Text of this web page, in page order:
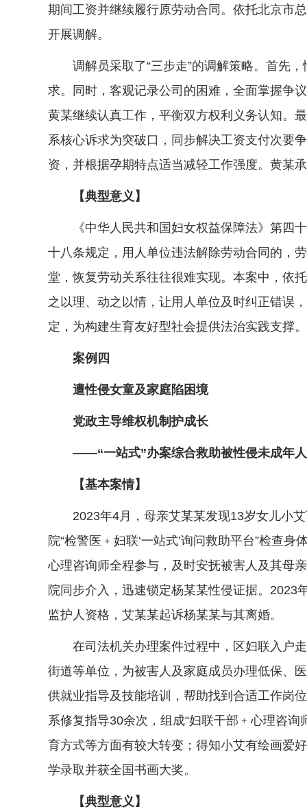
期间工资并继续履行原劳动合同。依托北京市
开展调解。
调解员采取了“三步走”的调解策略。首先，
求。同时，客观记录公司的困难，全面掌握争
黄某继续认真工作，平衡双方权利义务认知。
系核心诉求为突破口，同步解决工资支付次要
资，并根据孕期特点适当减轻工作强度。黄某
【典型意义】
《中华人民共和国妇女权益保障法》第四十
十八条规定，用人单位违法解除劳动合同的，
堂，恢复劳动关系往往很难实现。本案中，依
之以理、动之以情，让用人单位及时纠正错误
定，为构建生育友好型社会提供法治实践支撑。
案例四
遭性侵女童及家庭陷困境
党政主导维权机制护成长
——“一站式”办案综合救助被性侵未成年
【基本案情】
2023年4月，母亲艾某某发现13岁女儿小艾
院“检警医﹢妇联‘一站式’询问救助平台”检查
心理咨询师全程参与，及时安抚被害人及其母
院同步介入，迅速锁定杨某某性侵证据。
监护人资格，艾某某起诉杨某某与其离婚。
在司法机关办理案件过程中，区妇联入户走
街道等单位，为被害人及家庭成员办理低保、
供就业指导及技能培训，帮助找到合适工作岗
系修复指导30余次，组成“妇联干部﹢心理咨
育方式等方面有较大转变；得知小艾有绘画爱
学录取并获全国书画大奖。
【典型意义】